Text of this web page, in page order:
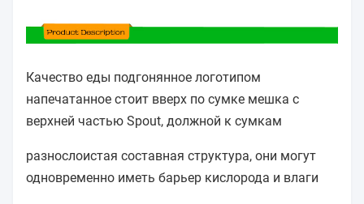
Качество еды подгонянное логотипом
напечатанное стоит вверх по сумке мешка с
верхней частью Spout, должной к сумкам
разнослоистая составная структура, они могут
одновременно иметь барьер кислорода и влаги